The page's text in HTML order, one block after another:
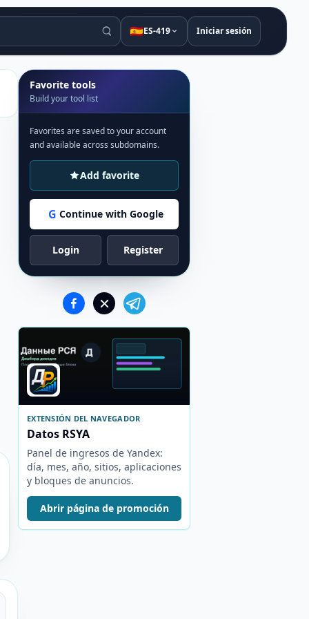
🇪🇸ES-419 Iniciar sesión
Favorite tools
Build your tool list
Favorites are saved to your account
and available across subdomains.
Add favorite
G Continue with Google
Login Register
EXTENSIÓN DEL NAVEGADOR
Datos RSYA
Panel de ingresos de Yandex:
día, mes, año, sitios, aplicaciones
y bloques de anuncios.
Abrir página de promoción